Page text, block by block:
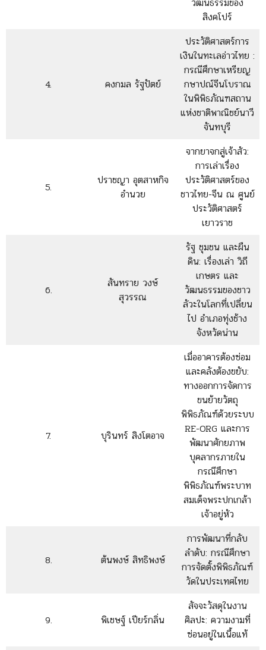
สิงคโปร์
4. คงกมล รัฐปัตย์
ประวัติศาสตร์การ
เงินในทะเลอ่าวไทย :
กรณีศึกษาเหรียญ
กษาปณ์จีนโบราณ
ในพิพิธภัณฑสถาน
แห่งชาติพาณิชย์นาวี
จันทบุรี
5.
ปราชญา อุตสาหกิจ
อำนวย
จากยาจกสู่เจ้าสัว:
การเล่าเรื่อง
ประวัติศาสตร์ของ
ชาวไทย-จีน ณ ศูนย์
ประวัติศาสตร์
เยาวราช
6.
สันทราย วงษ์
สุวรรณ
รัฐ ชุมชน และผืน
ดิน: เรื่องเล่า วิถี
เกษตร และ
วัฒนธรรมของชาว
ลัวะในโลกที่เปลี่ยน
ไป อำเภอทุ่งช้าง
จังหวัดน่าน
7. บุรินทร์ สิงโตอาจ
เมื่ออาคารต้องซ่อม
และคลังต้องขยับ:
ทางออกการจัดการ
ขนย้ายวัตถุ
พิพิธภัณฑ์ด้วยระบบ
RE-ORG และการ
พัฒนาศักยภาพ
บุคลากรภายใน
กรณีศึกษา
พิพิธภัณฑ์พระบาท
สมเด็จพระปกเกล้า
เจ้าอยู่หัว
8. ต้นพงษ์ สิทธิพงษ์
การพัฒนาที่กลับ
ลำดับ: กรณีศึกษา
การจัดตั้งพิพิธภัณฑ์
วัดในประเทศไทย
9. พิเชษฐ์ เปียร์กลิ่น
สัจจะวัสดุในงาน
ศิลปะ: ความงามที่
ซ่อนอยู่ในเนื้อแท้